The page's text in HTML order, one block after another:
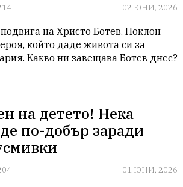
02 ЮНИ, 2026
на Христо Ботев. Поклон
който даде живота си за
Какво ни завещава Ботев днес?
на детето! Нека
по-добър заради
01 ЮНИ, 2026